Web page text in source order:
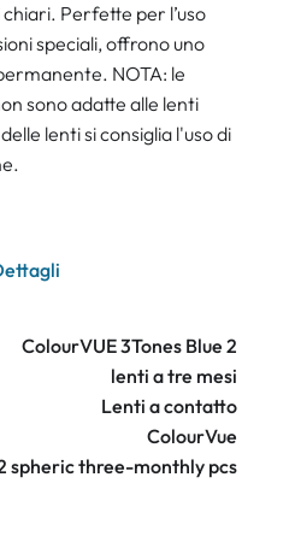
Perfette per l’uso
speciali, offrono uno
NOTA: le
sono adatte alle lenti
lenti si consiglia l'uso di
ColourVUE 3Tones Blue 2
lenti a tre mesi
Lenti a contatto
ColourVue
spheric three-monthly pcs